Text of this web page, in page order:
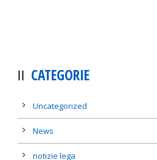
CATEGORIE
Uncategorized
News
notizie lega